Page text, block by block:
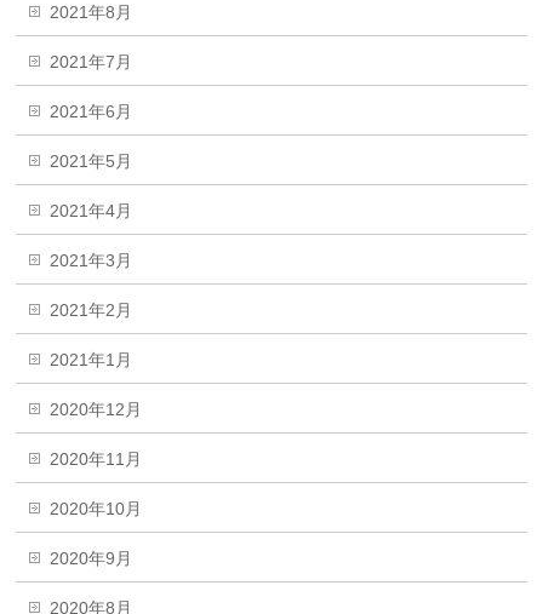
2021年8月
2021年7月
2021年6月
2021年5月
2021年4月
2021年3月
2021年2月
2021年1月
2020年12月
2020年11月
2020年10月
2020年9月
2020年8月